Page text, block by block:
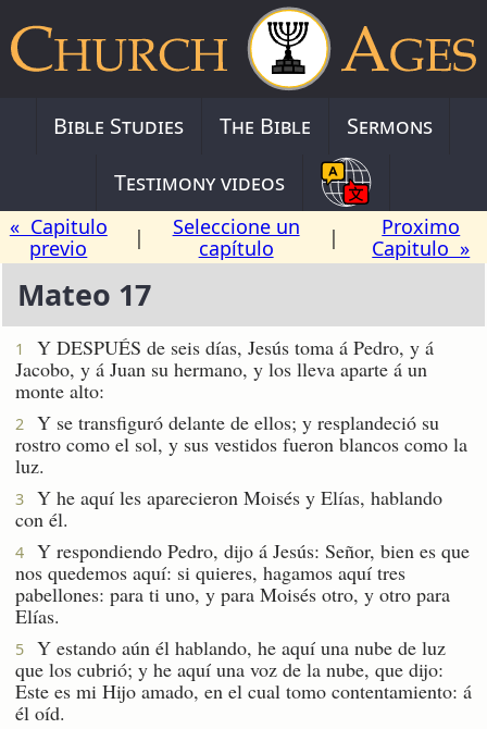
Bible Studies The Bible
Sermons
Testimony videos
« Capitulo
previo
|
Seleccione un
capítulo
|
Proximo
Capitulo »
Mateo 17
1
Y DESPUÉS de seis días, Jesús toma á Pedro, y á
Jacobo, y á Juan su hermano, y los lleva aparte á un
monte alto:
2
Y se transfiguró delante de ellos; y resplandeció su
rostro como el sol, y sus vestidos fueron blancos como la
luz.
3
Y he aquí les aparecieron Moisés y Elías, hablando
con él.
4
Y respondiendo Pedro, dijo á Jesús: Señor, bien es que
nos quedemos aquí: si quieres, hagamos aquí tres
pabellones: para ti uno, y para Moisés otro, y otro para
Elías.
5
Y estando aún él hablando, he aquí una nube de luz
que los cubrió; y he aquí una voz de la nube, que dijo:
Este es mi Hijo amado, en el cual tomo contentamiento: á
él oíd.